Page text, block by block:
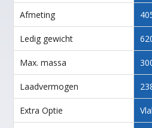
Afmeting
Ledig gewicht
Max. massa
Laadvermogen
Extra Optie